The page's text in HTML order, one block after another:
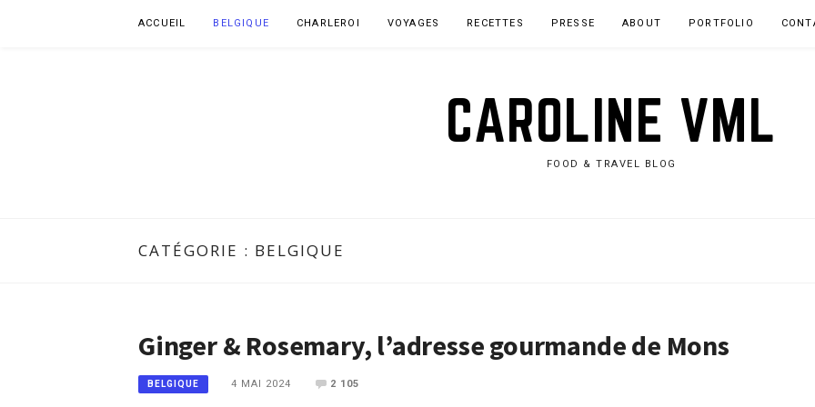
ACCUEIL BELGIQUE CHARLEROI VOYAGES RECETTES PRESSE ABOUT PORTFOLIO
CAROLINE VML
FOOD & TRAVEL BLOG
CATÉGORIE : BELGIQUE
Ginger & Rosemary, l’adresse gourmande de Mons
BELGIQUE 4 MAI 2024 2 105